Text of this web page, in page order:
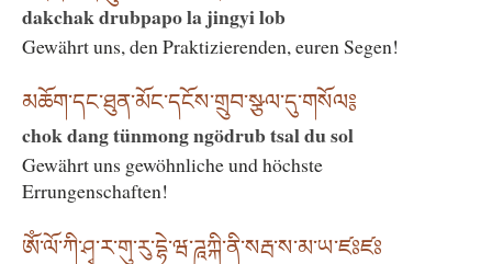
dakchak drubpapo la jingyi lob
Gewährt uns, den Praktizierenden, euren Segen!
མཆོག་དང་ཐུན་མོང་དངོས་གྲུབ་སྩལ་དུ་གསོལ༔
chok dang tünmong ngödrub tsal du sol
Gewährt uns gewöhnliche und höchste
Errungenschaften!
ཨོཾ་ལོ་ཀི་ཤྭ་ར་གུ་རུ་དྷེ་ཝ་ཌཱཀྐི་ནི་སརྦ་ས་མ་ཡ་ཛཿཛཿ